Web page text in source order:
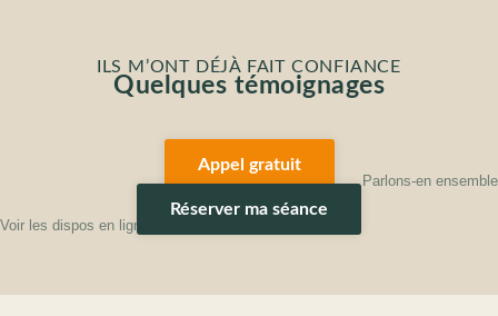
ILS M’ONT DÉJÀ FAIT CONFIANCE
Quelques témoignages
Appel gratuit
Parlons-en ensemble
Réserver ma séance
Voir les dispos en ligne